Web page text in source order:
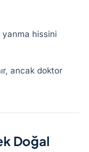
yanma hissini
ancak doktor
Doğal